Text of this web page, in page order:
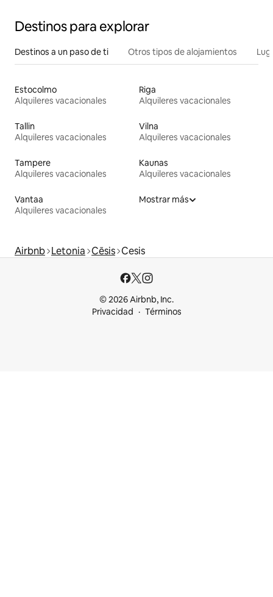
Destinos para explorar
Destinos a un paso de ti Otros tipos de alojamientos
Estocolmo
Alquileres vacacionales
Riga
Alquileres vacacionales
Tallin
Alquileres vacacionales
Vilna
Alquileres vacacionales
Tampere
Alquileres vacacionales
Kaunas
Alquileres vacacionales
Vantaa
Alquileres vacacionales
Mostrar más
Airbnb Letonia Cēsis Cesis
© 2026 Airbnb, Inc.
Privacidad
Términos